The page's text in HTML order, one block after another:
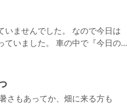
いませんでした。 なので今日は
ていました。 車の中で『今日の...
さもあってか、畑に来る方も